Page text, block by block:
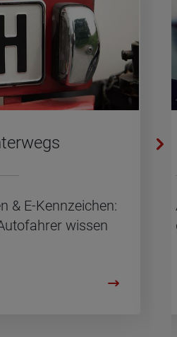
& E-Kenn­zei­chen:
wis­sen